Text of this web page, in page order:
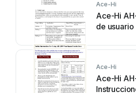
Ace-Hi
Ace-Hi
de usuario
Ace-Hi
Ace-Hi